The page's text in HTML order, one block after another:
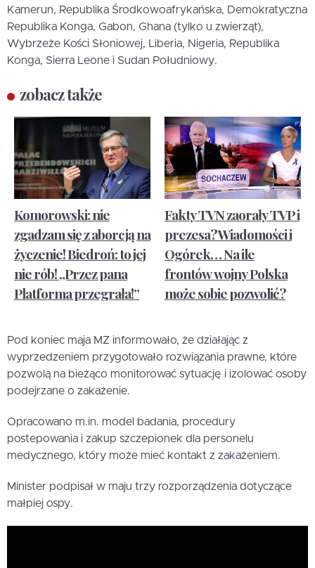
Kamerun, Republika Środkowoafrykańska, Demokratyczna
Republika Konga, Gabon, Ghana (tylko u zwierząt),
Wybrzeże Kości Słoniowej, Liberia, Nigeria, Republika
Konga, Sierra Leone i Sudan Południowy.
zobacz także
Komorowski: nie
zgadzam się z aborcją na
życzenie! Biedroń: to jej
nie rób! „Przez pana
Platforma przegrała!”
Fakty TVN zaorały TVP i
prezesa? Wiadomości i
Ogórek… Na ile
frontów wojny Polska
może sobie pozwolić?
Pod koniec maja MZ informowało, że działając z
wyprzedzeniem przygotowało rozwiązania prawne, które
pozwolą na bieżąco monitorować sytuację i izolować osoby
podejrzane o zakażenie.
Opracowano m.in. model badania, procedury
postepowania i zakup szczepionek dla personelu
medycznego, który może mieć kontakt z zakażeniem.
Minister podpisał w maju trzy rozporządzenia dotyczące
małpiej ospy.